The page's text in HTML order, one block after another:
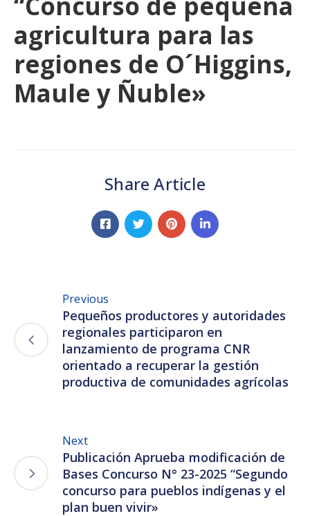
agricultura para las
regiones de O´Higgins,
Maule y Ñuble»
Share Article
Previous
Pequeños productores y autoridades
regionales participaron en
lanzamiento de programa CNR
orientado a recuperar la gestión
productiva de comunidades agrícolas
Next
Publicación Aprueba modificación de
Bases Concurso N° 23-2025 “Segundo
concurso para pueblos indígenas y el
plan buen vivir»